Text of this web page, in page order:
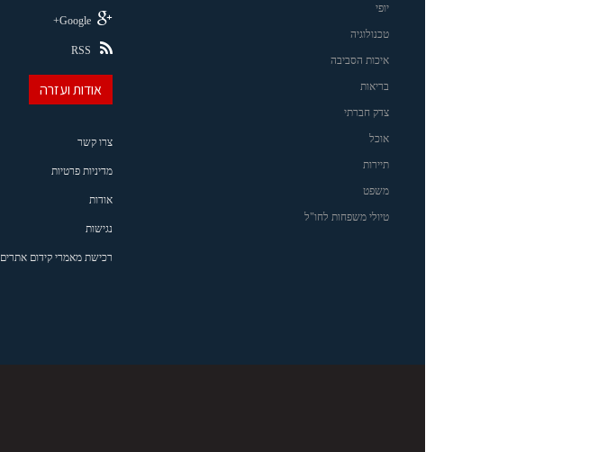
יופי
טכנולוגיה
איכות הסביבה
בריאות
צדק חברתי
אוכל
תיירות
משפט
טיולי משפחות לחו"ל
Google+
RSS
אודות ועזרה
צרו קשר
מדיניות פרטיות
אודות
נגישות
רכישת מאמרי קידום אתרים